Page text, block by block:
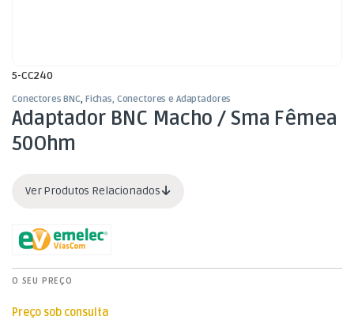
5-CC240
Conectores BNC, Fichas, Conectores e Adaptadores
Adaptador BNC Macho / Sma Fêmea
50Ohm
Ver Produtos Relacionados
O SEU PREÇO
Preço sob consulta